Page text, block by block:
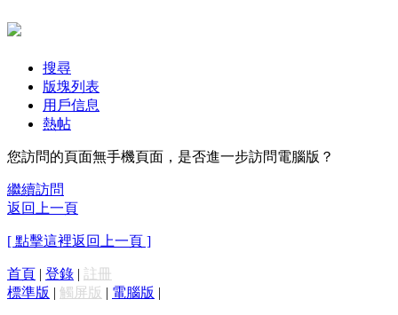
搜尋
版塊列表
用戶信息
熱帖
您訪問的頁面無手機頁面，是否進一步訪問電腦版？
繼續訪問
返回上一頁
[ 點擊這裡返回上一頁 ]
首頁 | 登錄 | 註冊
標準版 | 觸屏版 | 電腦版 |